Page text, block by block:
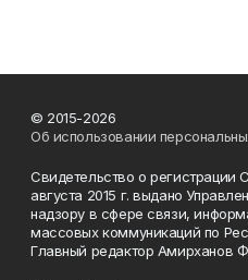
© 2015-2026
Об использовании
Свидетельство о
августа 2015 г. выдано
надзору в сфере связи,
массовых коммуникаций по
Главный редактор Амирханов